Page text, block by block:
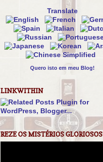
Translate
Quero isto em meu Blog!
LINKWITHIN
REZE OS MISTÉRIOS GLORIOSOS